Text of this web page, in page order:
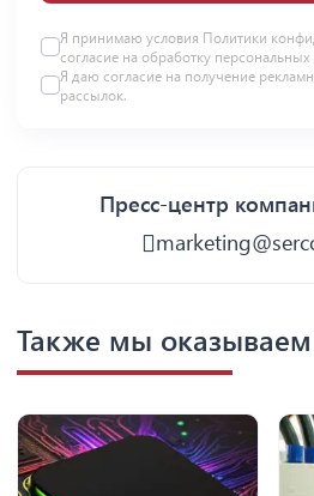
Я принимаю условия Политики
согласие на обработку
Я даю согласие на получение
рассылок.
Пресс-центр
Также мы оказываем